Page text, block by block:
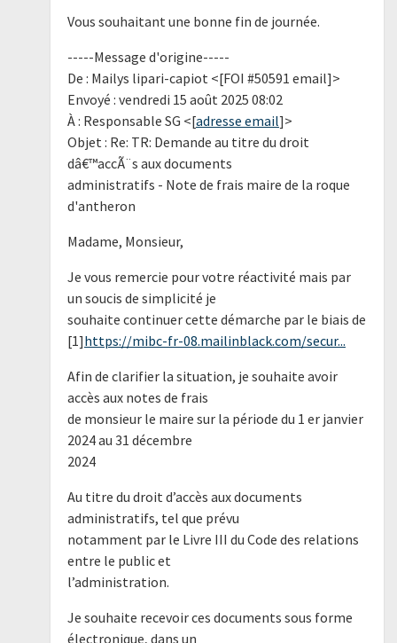
Vous souhaitant une bonne fin de journée.
-----Message d'origine-----
De : Mailys lipari-capiot <[FOI #50591 email]>
Envoyé : vendredi 15 août 2025 08:02
À : Responsable SG <[adresse email]>
Objet : Re: TR: Demande au titre du droit
dâ€™accÃ¨s aux documents
administratifs - Note de frais maire de la roque
d'antheron
Madame, Monsieur,
Je vous remercie pour votre réactivité mais par
un soucis de simplicité je
souhaite continuer cette démarche par le biais de
[1]https://mibc-fr-08.mailinblack.com/secur...
Afin de clarifier la situation, je souhaite avoir
accès aux notes de frais
de monsieur le maire sur la période du 1 er janvier
2024 au 31 décembre
2024
Au titre du droit d’accès aux documents
administratifs, tel que prévu
notamment par le Livre III du Code des relations
entre le public et
l’administration.
Je souhaite recevoir ces documents sous forme
électronique, dans un